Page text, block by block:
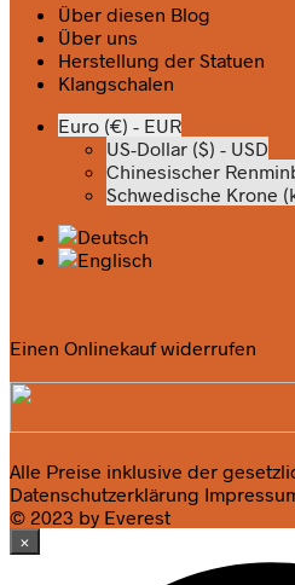
Über diesen Blog
Über uns
Herstellung der Statuen
Klangschalen
Euro (€) - EUR
US-Dollar ($) - USD
Chinesischer
Schwedische Krone
Einen Onlinekauf widerrufen
Alle Preise inklusive der
Datenschutzerklärung
© 2023 by Everest
×